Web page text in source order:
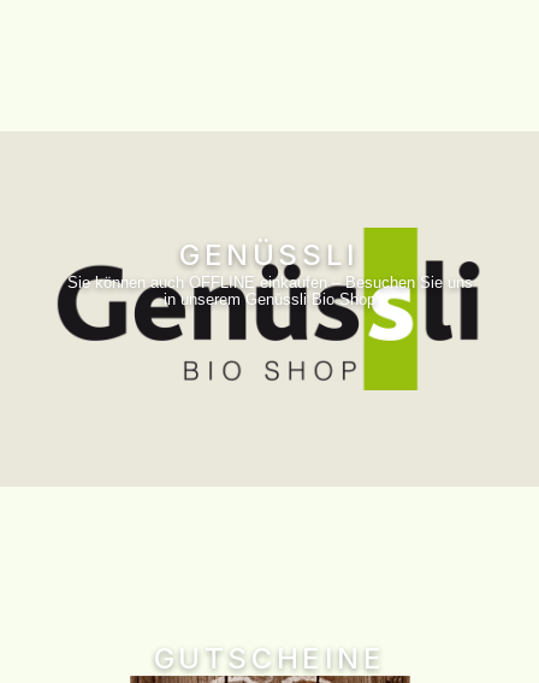
GENÜSSLI
Sie können auch OFFLINE einkaufen – Besuchen Sie uns
in unserem Genüssli Bio Shop
GUTSCHEINE